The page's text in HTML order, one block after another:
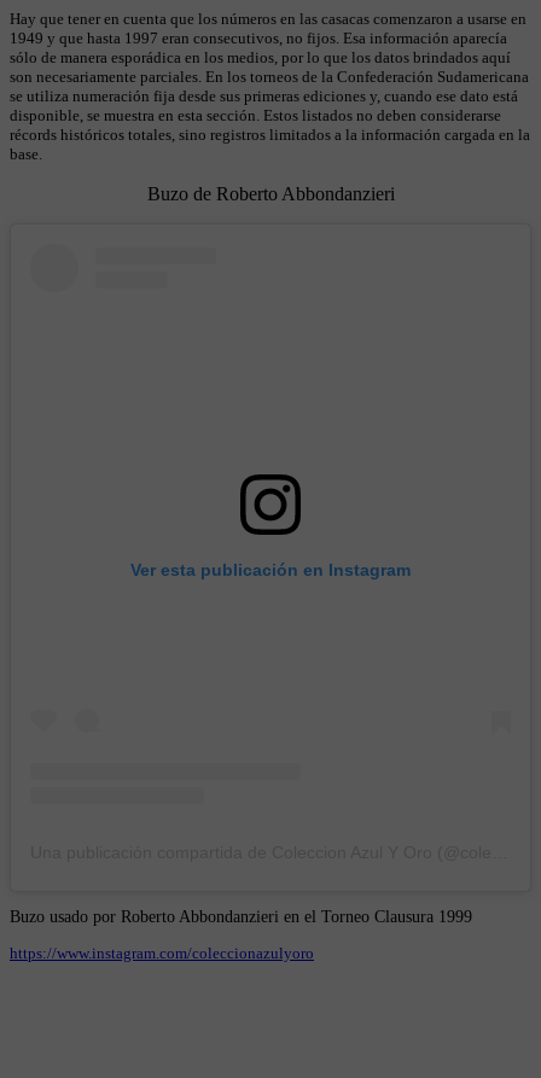
Hay que tener en cuenta que los números en las casacas comenzaron a usarse en
1949 y que hasta 1997 eran consecutivos, no fijos. Esa información aparecía
sólo de manera esporádica en los medios, por lo que los datos brindados aquí
son necesariamente parciales. En los torneos de la Confederación Sudamericana
se utiliza numeración fija desde sus primeras ediciones y, cuando ese dato está
disponible, se muestra en esta sección. Estos listados no deben considerarse
récords históricos totales, sino registros limitados a la información cargada en la
base.
Buzo de Roberto Abbondanzieri
Ver esta publicación en Instagram
Buzo usado por Roberto Abbondanzieri en el Torneo Clausura 1999
https://www.instagram.com/coleccionazulyoro